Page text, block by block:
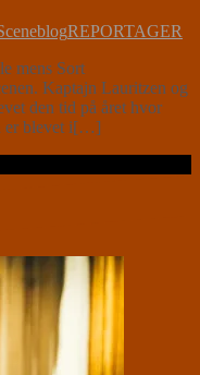
REPORTAGER
mens Sort
Kaptajn Lauritzen og
den tid på året hvor
er blevet i[…]